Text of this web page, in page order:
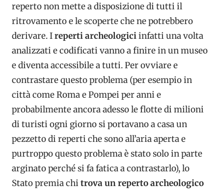
reperto non mette a disposizione di tutti il
ritrovamento e le scoperte che ne potrebbero
derivare. Ireperti archeologiciinfatti una volta
analizzati e codificati vanno a finire in un museo
e diventa accessibile a tutti. Per ovviare e
contrastare questo problema (per esempio in
città come Roma e Pompei per anni e
probabilmente ancora adesso le flotte di milioni
di turisti ogni giorno si portavano a casa un
pezzetto di reperti che sono all’aria aperta e
purtroppo questo problema è stato solo in parte
arginato perché si fa fatica a contrastarlo), lo
Stato premia chi trova un reperto archeologico